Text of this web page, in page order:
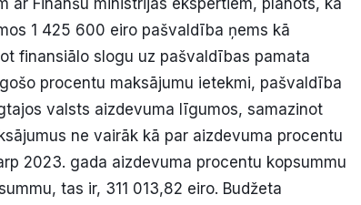
ar Finanšu ministrijas ekspertiem, plānots, ka
1 425 600 eiro pašvaldība ņems kā
finansiālo slogu uz pašvaldības pamata
procentu maksājumu ietekmi, pašvaldība
valsts aizdevuma līgumos, samazinot
ne vairāk kā par aizdevuma procentu
2023. gada aizdevuma procentu kopsummu
tas ir, 311 013,82 eiro. Budžeta